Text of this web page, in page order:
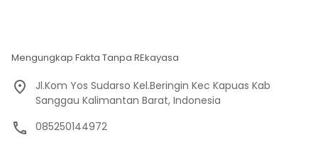
Mengungkap Fakta Tanpa REkayasa
Jl.Kom Yos Sudarso Kel.Beringin Kec Kapuas Kab
Sanggau Kalimantan Barat, Indonesia
085250144972